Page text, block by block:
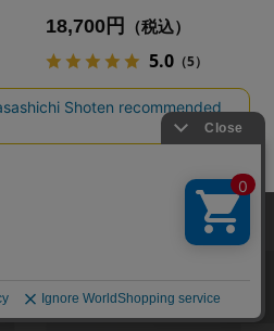
18,700円 （税込）
5.0（5）
カートに入れる
あとで買う
る閲覧履歴・属性情報などの取得およ
Cookie）を使用いたします。詳細に